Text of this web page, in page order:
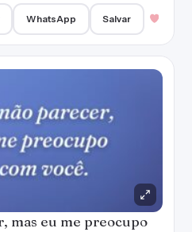
WhatsApp Salvar
mas eu me preocupo